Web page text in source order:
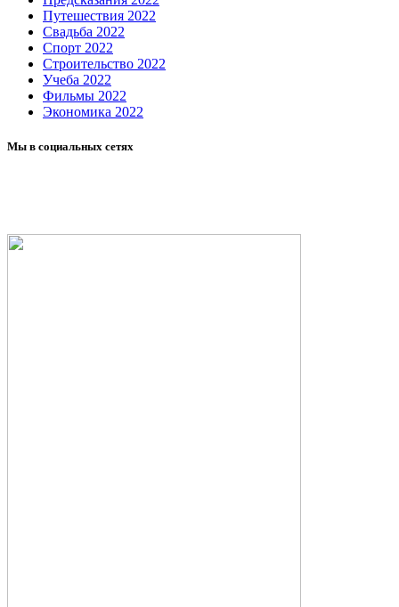
Путешествия 2022
Свадьба 2022
Спорт 2022
Строительство 2022
Учеба 2022
Фильмы 2022
Экономика 2022
Мы в социальных сетях